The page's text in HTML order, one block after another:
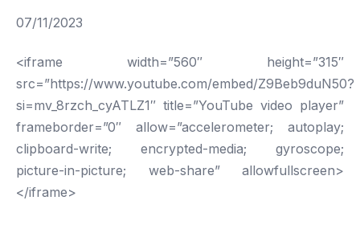
07/11/2023
<iframe width=”560″ height=”315″
src=”https://www.youtube.com/embed/Z9Beb9duN50?
si=mv_8rzch_cyATLZ1″ title=”YouTube video player”
frameborder=”0″ allow=”accelerometer; autoplay;
clipboard-write; encrypted-media; gyroscope;
picture-in-picture; web-share” allowfullscreen>
</iframe>